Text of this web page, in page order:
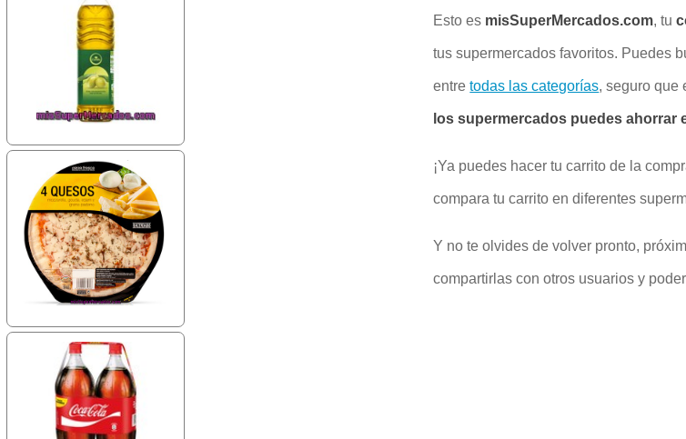
Esto es misSuperMercados.com, tu
tus supermercados favoritos. Puedes
entretodas las categorías, seguro que
los supermercados puedes ahorrar
¡Ya puedes hacer tu carrito de la
compara tu carrito en diferentes
Y no te olvides de volver pronto,
compartirlas con otros usuarios y